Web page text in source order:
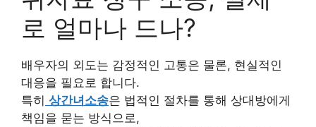
로 얼마나 드나?
배우자의 외도는 감정적인 고통은 물론, 현실적인
대응을 필요로 합니다.
특히 상간녀소송은 법적인 절차를 통해 상대방에게
책임을 묻는 방식으로,